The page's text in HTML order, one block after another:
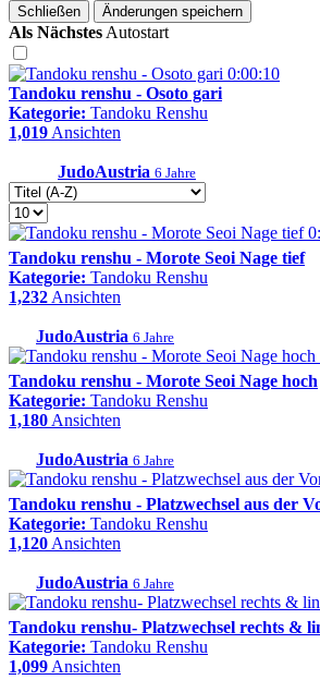
Schließen Änderungen speichern
Als NächstesAutostart
0:00:10
Tandoku renshu - Osoto gari
Kategorie: Tandoku Renshu
1,019Ansichten
JudoAustria 6 Jahre
Tandoku renshu - Morote Seoi Nage tief
Kategorie: Tandoku Renshu
1,232Ansichten
JudoAustria 6 Jahre
Tandoku renshu - Morote Seoi Nage hoch
Kategorie: Tandoku Renshu
1,180Ansichten
JudoAustria 6 Jahre
Tandoku renshu - Platzwechsel aus der
Kategorie: Tandoku Renshu
1,120Ansichten
JudoAustria 6 Jahre
Tandoku renshu- Platzwechsel rechts &
Kategorie: Tandoku Renshu
1,099Ansichten